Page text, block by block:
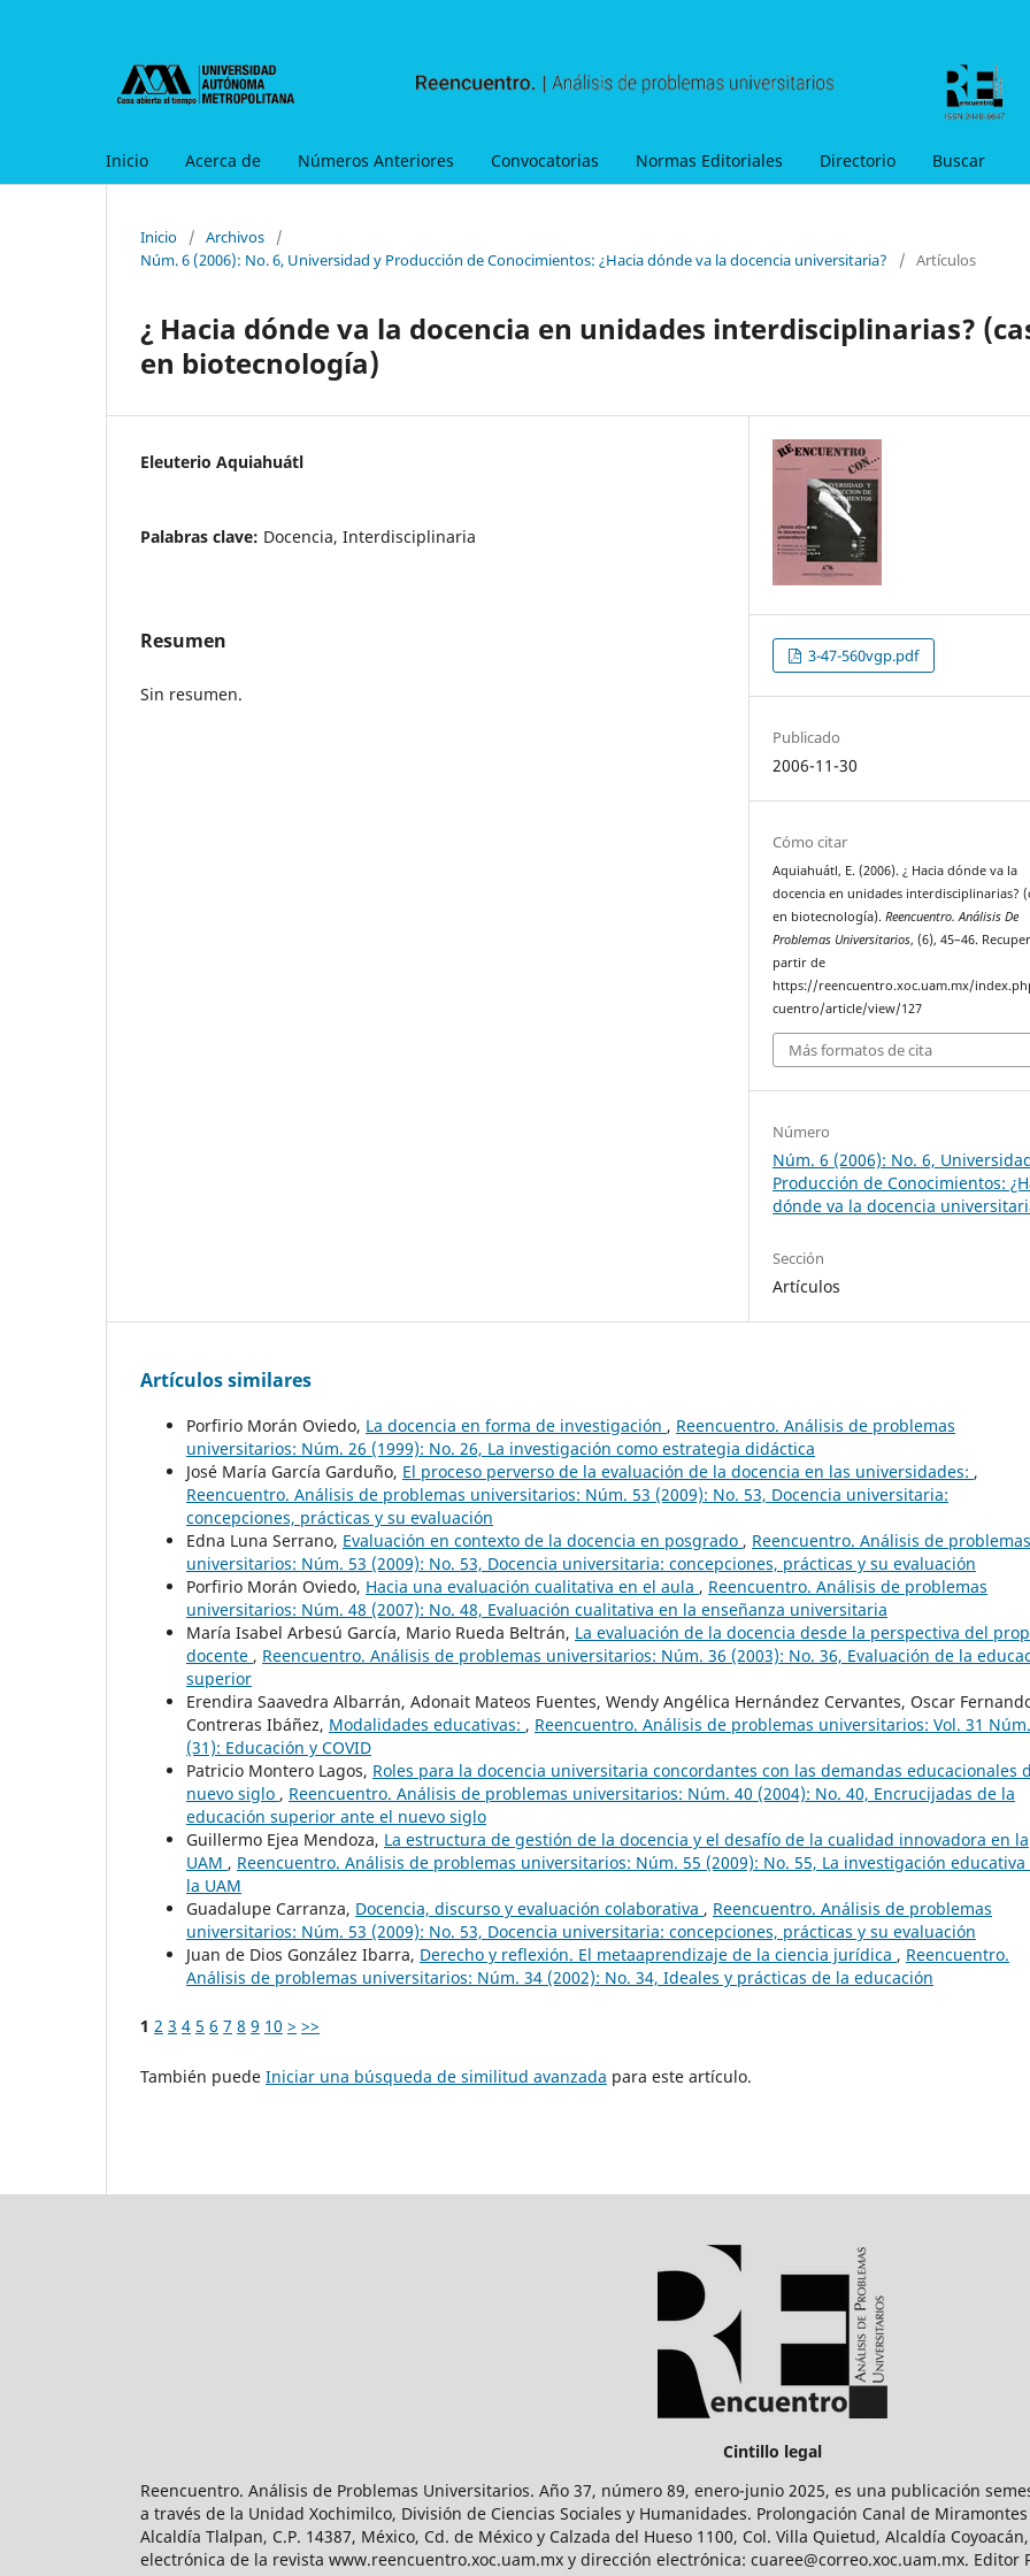
Inicio Acerca de Números Anteriores Convocatorias Normas Editoriales Directorio Buscar
Inicio / Archivos
/
Núm. 6 (2006): No. 6, Universidad y Producción de Conocimientos: ¿Hacia dónde va la docencia universitaria?
/ Artículos
¿ Hacia dónde va la docencia en unidades interdisciplinarias?
en biotecnología)
Eleuterio Aquiahuátl
Palabras clave: Docencia, Interdisciplinaria
Resumen
Sin resumen.
3-47-560vgp.pdf
Publicado
2006-11-30
Cómo citar
Aquiahuátl, E. (2006). ¿ Hacia dónde va la
docencia en unidades interdisciplinarias?
en biotecnología).Reencuentro. Análisis De
Problemas Universitarios, (6), 45–46.
partir de
https://reencuentro.xoc.uam.mx/
cuentro/article/view/127
Más formatos de cita
Número
Núm. 6 (2006): No. 6,
Producción de Conocimientos:
dónde va la docencia
Sección
Artículos
Artículos similares
Porfirio Morán Oviedo, La docencia en forma de investigación , Reencuentro. Análisis de problemas
universitarios: Núm. 26 (1999): No. 26, La investigación como estrategia didáctica
José María García Garduño, El proceso perverso de la evaluación de la docencia en las universidades: ,
Reencuentro. Análisis de problemas universitarios: Núm. 53 (2009): No. 53, Docencia universitaria:
concepciones, prácticas y su evaluación
Edna Luna Serrano, Evaluación en contexto de la docencia en posgrado , Reencuentro. Análisis de problemas
universitarios: Núm. 53 (2009): No. 53, Docencia universitaria: concepciones, prácticas y su evaluación
Porfirio Morán Oviedo, Hacia una evaluación cualitativa en el aula , Reencuentro. Análisis de problemas
universitarios: Núm. 48 (2007): No. 48, Evaluación cualitativa en la enseñanza universitaria
María Isabel Arbesú García, Mario Rueda Beltrán, La evaluación de la docencia desde la perspectiva del
docente , Reencuentro. Análisis de problemas universitarios: Núm. 36 (2003): No. 36, Evaluación de la
superior
Erendira Saavedra Albarrán, Adonait Mateos Fuentes, Wendy Angélica Hernández Cervantes, Oscar
Contreras Ibáñez, Modalidades educativas: , Reencuentro. Análisis de problemas universitarios: Vol. 31
(31): Educación y COVID
Patricio Montero Lagos, Roles para la docencia universitaria concordantes con las demandas educacionales
nuevo siglo , Reencuentro. Análisis de problemas universitarios: Núm. 40 (2004): No. 40, Encrucijadas de la
educación superior ante el nuevo siglo
Guillermo Ejea Mendoza, La estructura de gestión de la docencia y el desafío de la cualidad innovadora en la
UAM , Reencuentro. Análisis de problemas universitarios: Núm. 55 (2009): No. 55, La investigación educativa
la UAM
Guadalupe Carranza, Docencia, discurso y evaluación colaborativa , Reencuentro. Análisis de problemas
universitarios: Núm. 53 (2009): No. 53, Docencia universitaria: concepciones, prácticas y su evaluación
Juan de Dios González Ibarra, Derecho y reflexión. El metaaprendizaje de la ciencia jurídica , Reencuentro.
Análisis de problemas universitarios: Núm. 34 (2002): No. 34, Ideales y prácticas de la educación
1 2 3 4 5 6 7 8 9 10 > >>
También puede Iniciar una búsqueda de similitud avanzada para este artículo.
Cintillo legal
Reencuentro. Análisis de Problemas Universitarios. Año 37, número 89, enero-junio 2025, es una publicación
a través de la Unidad Xochimilco, División de Ciencias Sociales y Humanidades. Prolongación Canal de Miramontes
Alcaldía Tlalpan, C.P. 14387, México, Cd. de México y Calzada del Hueso 1100, Col. Villa Quietud, Alcaldía
electrónica de la revista www.reencuentro.xoc.uam.mx y dirección electrónica: cuaree@correo.xoc.uam.mx. Editor